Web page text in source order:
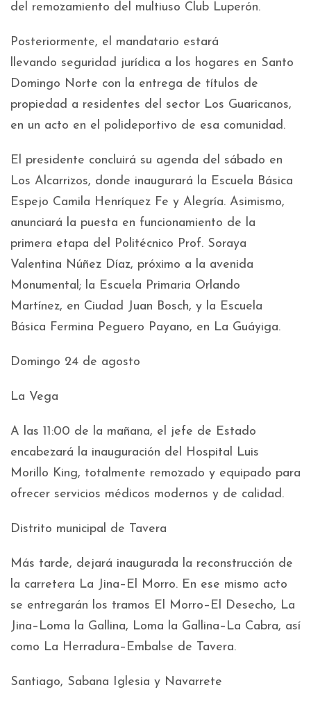
del remozamiento del multiuso Club Luperón.
Posteriormente, el mandatario estará
llevando seguridad jurídica a los hogares en Santo
Domingo Norte con la entrega de títulos de
propiedad a residentes del sector Los Guaricanos,
en un acto en el polideportivo de esa comunidad.
El presidente concluirá su agenda del sábado en
Los Alcarrizos, donde inaugurará la Escuela Básica
Espejo Camila Henríquez Fe y Alegría. Asimismo,
anunciará la puesta en funcionamiento de la
primera etapa del Politécnico Prof. Soraya
Valentina Núñez Díaz, próximo a la avenida
Monumental; la Escuela Primaria Orlando
Martínez, en Ciudad Juan Bosch, y la Escuela
Básica Fermina Peguero Payano, en La Guáyiga.
Domingo 24 de agosto
La Vega
A las 11:00 de la mañana, el jefe de Estado
encabezará la inauguración del Hospital Luis
Morillo King, totalmente remozado y equipado para
ofrecer servicios médicos modernos y de calidad.
Distrito municipal de Tavera
Más tarde, dejará inaugurada la reconstrucción de
la carretera La Jina–El Morro. En ese mismo acto
se entregarán los tramos El Morro–El Desecho, La
Jina–Loma la Gallina, Loma la Gallina–La Cabra, así
como La Herradura–Embalse de Tavera.
Santiago, Sabana Iglesia y Navarrete